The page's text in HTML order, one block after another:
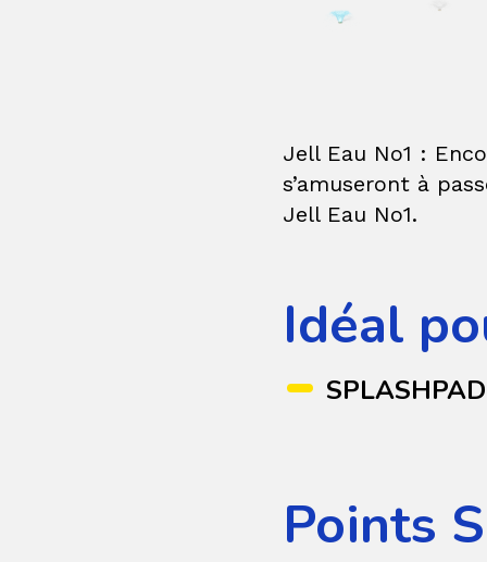
Jell Eau No1 :
s’amuseront à
Jell Eau No1.
Idéal
SPLASHPAD
Points